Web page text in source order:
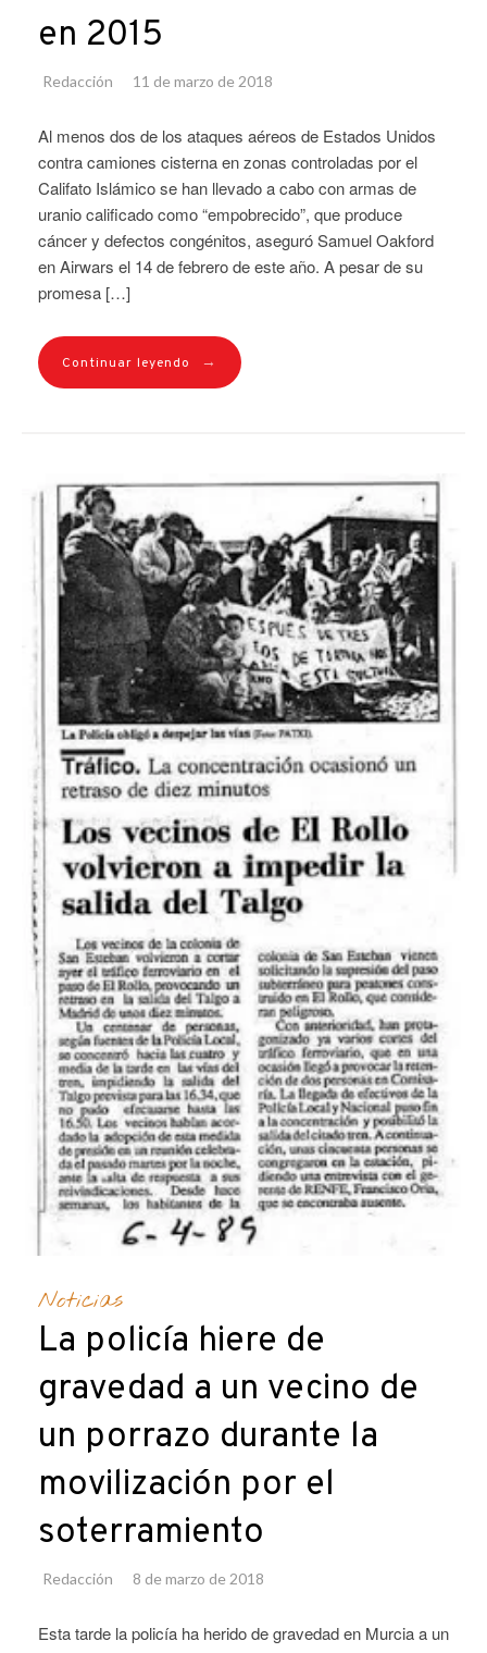
en 2015
Redacción 11 de marzo de 2018
Al menos dos de los ataques aéreos de Estados Unidos
contra camiones cisterna en zonas controladas por el
Califato Islámico se han llevado a cabo con armas de
uranio calificado como “empobrecido”, que produce
cáncer y defectos congénitos, aseguró Samuel Oakford
en Airwars el 14 de febrero de este año. A pesar de su
promesa […]
Continuar leyendo →
Noticias
La policía hiere de
gravedad a un vecino de
un porrazo durante la
movilización por el
soterramiento
Redacción 8 de marzo de 2018
Esta tarde la policía ha herido de gravedad en Murcia a un